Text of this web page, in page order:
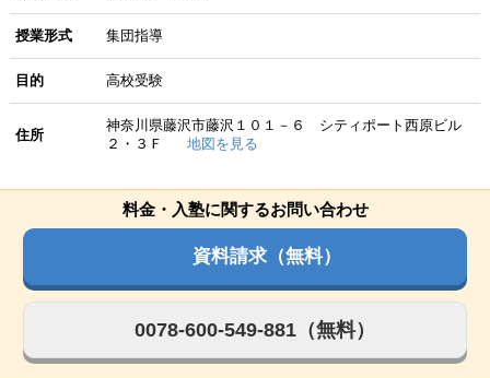
授業形式 集団指導
目的 高校受験
住所
神奈川県藤沢市藤沢１０１－６ シティポート西原ビル
２・３Ｆ
地図を見る
料金・入塾に関するお問い合わせ
資料請求（無料）
0078-600-549-881（無料）